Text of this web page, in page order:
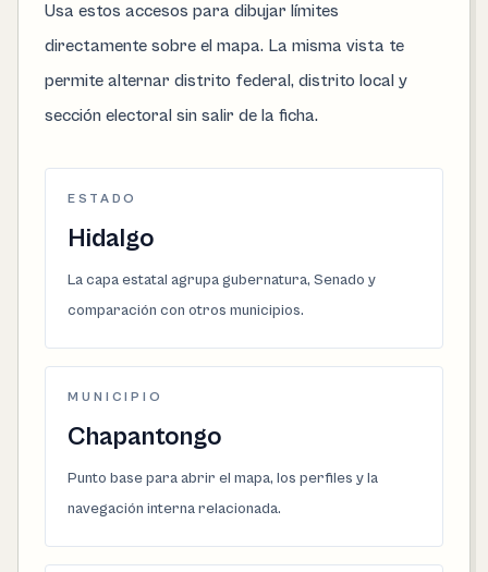
Usa estos accesos para dibujar límites
directamente sobre el mapa. La misma vista te
permite alternar distrito federal, distrito local y
sección electoral sin salir de la ficha.
ESTADO
Hidalgo
La capa estatal agrupa gubernatura, Senado y
comparación con otros municipios.
MUNICIPIO
Chapantongo
Punto base para abrir el mapa, los perfiles y la
navegación interna relacionada.